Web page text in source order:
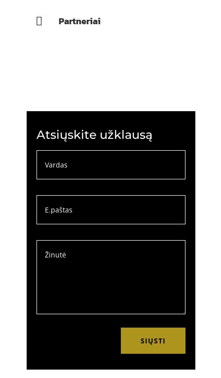
 Partneriai
Atsiųskite užklausą
SIŲSTI